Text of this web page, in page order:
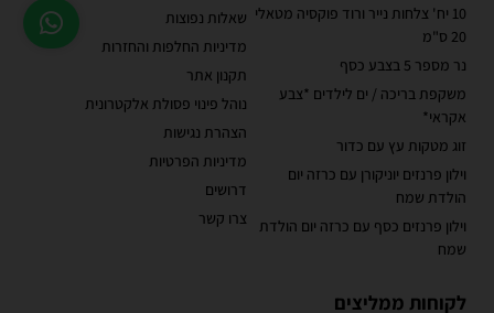
10 יח' צלחות נייר ורוד פוקסיה מטאלי
20 ס"מ
נר מספר 5 בצבע כסף
משקפת בריכה / ים לילדים *צבע
אקראי*
זוג מטקות עץ עם כדור
וילון פרנזים יוניקורן עם כרזה יום
הולדת שמח
וילון פרנזים כסף עם כרזה יום הולדת
שמח
שאלות נפוצות
מדיניות החלפות והחזרות
תקנון אתר
נוהל פינוי פסולת אלקטרונית
הצהרת נגישות
מדיניות הפרטיות
דרושים
צרו קשר
לקוחות ממליצים